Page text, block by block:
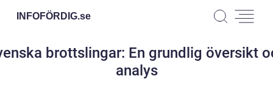
INFOFÖRDIG.se
brottslingar: En grundlig översikt
analys